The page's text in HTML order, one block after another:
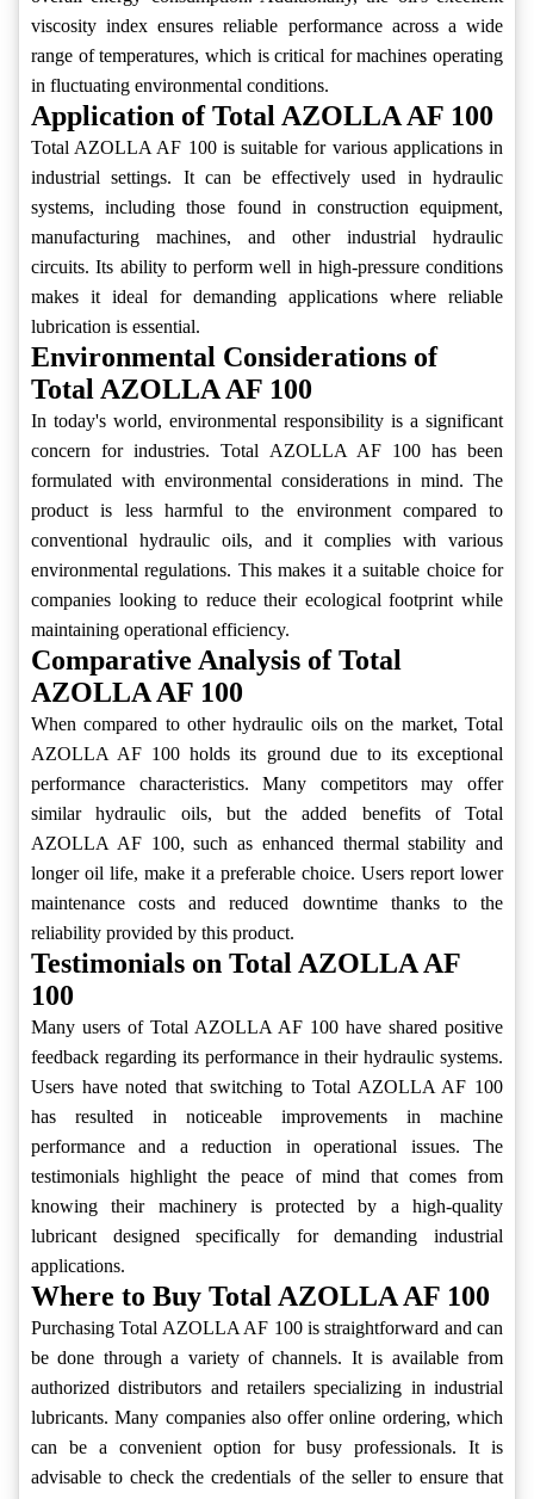
viscosity index ensures reliable performance across a wide
range of temperatures, which is critical for machines operating
in fluctuating environmental conditions.
Application of Total AZOLLA AF 100
Total AZOLLA AF 100 is suitable for various applications in
industrial settings. It can be effectively used in hydraulic
systems, including those found in construction equipment,
manufacturing machines, and other industrial hydraulic
circuits. Its ability to perform well in high-pressure conditions
makes it ideal for demanding applications where reliable
lubrication is essential.
Environmental Considerations of
Total AZOLLA AF 100
In today's world, environmental responsibility is a significant
concern for industries. Total AZOLLA AF 100 has been
formulated with environmental considerations in mind. The
product is less harmful to the environment compared to
conventional hydraulic oils, and it complies with various
environmental regulations. This makes it a suitable choice for
companies looking to reduce their ecological footprint while
maintaining operational efficiency.
Comparative Analysis of Total
AZOLLA AF 100
When compared to other hydraulic oils on the market, Total
AZOLLA AF 100 holds its ground due to its exceptional
performance characteristics. Many competitors may offer
similar hydraulic oils, but the added benefits of Total
AZOLLA AF 100, such as enhanced thermal stability and
longer oil life, make it a preferable choice. Users report lower
maintenance costs and reduced downtime thanks to the
reliability provided by this product.
Testimonials on Total AZOLLA AF
100
Many users of Total AZOLLA AF 100 have shared positive
feedback regarding its performance in their hydraulic systems.
Users have noted that switching to Total AZOLLA AF 100
has resulted in noticeable improvements in machine
performance and a reduction in operational issues. The
testimonials highlight the peace of mind that comes from
knowing their machinery is protected by a high-quality
lubricant designed specifically for demanding industrial
applications.
Where to Buy Total AZOLLA AF 100
Purchasing Total AZOLLA AF 100 is straightforward and can
be done through a variety of channels. It is available from
authorized distributors and retailers specializing in industrial
lubricants. Many companies also offer online ordering, which
can be a convenient option for busy professionals. It is
advisable to check the credentials of the seller to ensure that